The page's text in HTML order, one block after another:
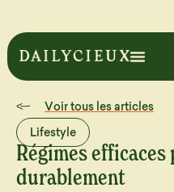
Voir tous les articles
Lifestyle
Régimes
durablement